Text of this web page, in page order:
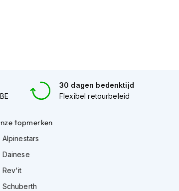
30 dagen bedenktijd
Flexibel retourbeleid
topmerken
Alpinestars
Dainese
Rev'it
Schuberth